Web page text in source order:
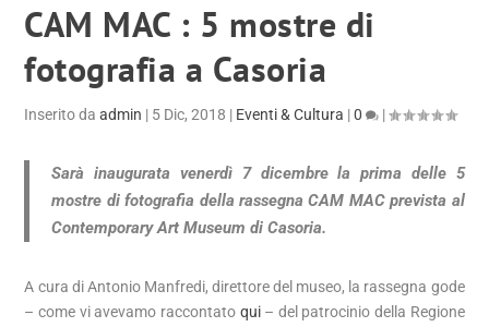
CAM MAC : 5 mostre di
fotografia a Casoria
Inserito daadmin | 5 Dic, 2018 | Eventi & Cultura |0 |
Sarà inaugurata venerdì 7 dicembre la prima delle 5
mostre di fotografia della rassegnaCAM MACprevista al
Contemporary Art Museum di Casoria.
A cura di Antonio Manfredi, direttore del museo, la rassegna gode
– come vi avevamo raccontato qui– del patrocinio della Regione